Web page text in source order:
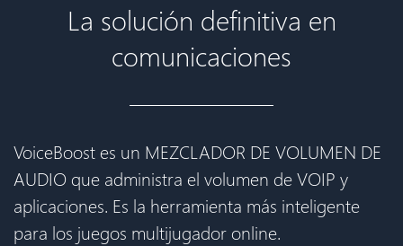
La solución definitiva en
comunicaciones
VoiceBoost es un MEZCLADOR DE VOLUMEN DE
AUDIO que administra el volumen de VOIP y
aplicaciones. Es la herramienta más inteligente
para los juegos multijugador online.